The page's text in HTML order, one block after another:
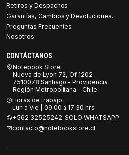
Retiros y Despachos
Garantías, Cambios y Devoluciones.
Preguntas Frecuentes
Nosotros
CONTÁCTANOS
Notebook Store
Nueva de Lyon 72, Of 1202
7510078 Santiago - Providencia
Región Metropolitana - Chile
Horas de trabajo:
Lun a Vie | 09:00 a 17:30 hrs
+562 32525242 SOLO WHATSAPP
contacto@notebookstore.cl